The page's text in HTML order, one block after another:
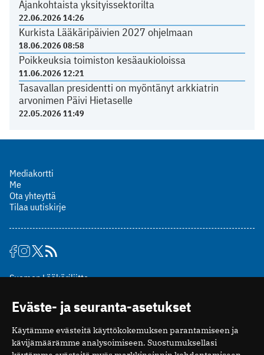
Ajankohtaista yksityissektorilta
22.06.2026 14:26
Kurkista Lääkäripäivien 2027 ohjelmaan
18.06.2026 08:58
Poikkeuksia toimiston kesäaukioloissa
11.06.2026 12:21
Tasavallan presidentti on myöntänyt arkkiatrin
arvonimen Päivi Hietaselle
22.05.2026 11:49
Mediakortti
Me
Ota yhteyttä
Tilaa uutiskirje
Suomen Lääkäriliitto
00510 Helsinki
puh. (09) 393 091
toimitus@potilaanlaakarilehti.fi
Eväste- ja seuranta-asetukset
Käytämme evästeitä käyttökokemuksen parantamiseen ja
kävijämäärämme analysoimiseen. Suostumuksellasi